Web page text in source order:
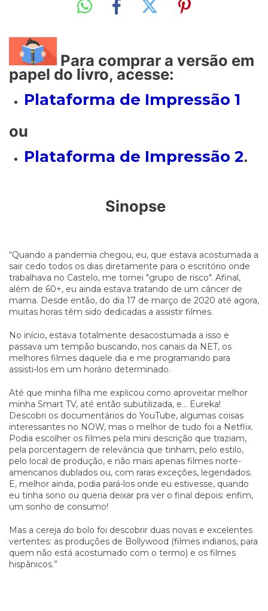
Para comprar a versão em
papel do livro, acesse:
Plataforma de Impressão 1
ou
Plataforma de Impressão 2.
Sinopse
“Quando a pandemia chegou, eu, que estava acostumada a
sair cedo todos os dias diretamente para o escritório onde
trabalhava no Castelo, me tornei "grupo de risco". Afinal,
além de 60+, eu ainda estava tratando de um câncer de
mama. Desde então, do dia 17 de março de 2020 até agora,
muitas horas têm sido dedicadas a assistir filmes.
No início, estava totalmente desacostumada a isso e
passava um tempão buscando, nos canais da NET, os
melhores filmes daquele dia e me programando para
assisti-los em um horário determinado.
Até que minha filha me explicou como aproveitar melhor
minha Smart TV, até então subutilizada, e... Eureka!
Descobri os documentários do YouTube, algumas coisas
interessantes no NOW, mas o melhor de tudo foi a Netflix.
Podia escolher os filmes pela mini descrição que traziam,
pela porcentagem de relevância que tinham, pelo estilo,
pelo local de produção, e não mais apenas filmes norte-
americanos dublados ou, com raras exceções, legendados.
E, melhor ainda, podia pará-los onde eu estivesse, quando
eu tinha sono ou queria deixar pra ver o final depois: enfim,
um sonho de consumo!
Mas a cereja do bolo foi descobrir duas novas e excelentes
vertentes: as produções de Bollywood (filmes indianos, para
quem não está acostumado com o termo) e os filmes
hispânicos.”